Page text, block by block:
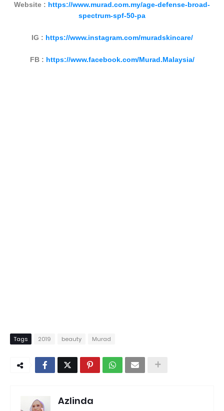
Website : https://www.murad.com.my/age-defense-broad-
spectrum-spf-50-pa
IG : https://www.instagram.com/muradskincare/
FB : https://www.facebook.com/Murad.Malaysia/
Tags 2019 beauty Murad
Azlinda